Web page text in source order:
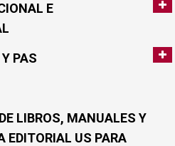
E
PAS
LIBROS, MANUALES Y
EDITORIAL US PARA